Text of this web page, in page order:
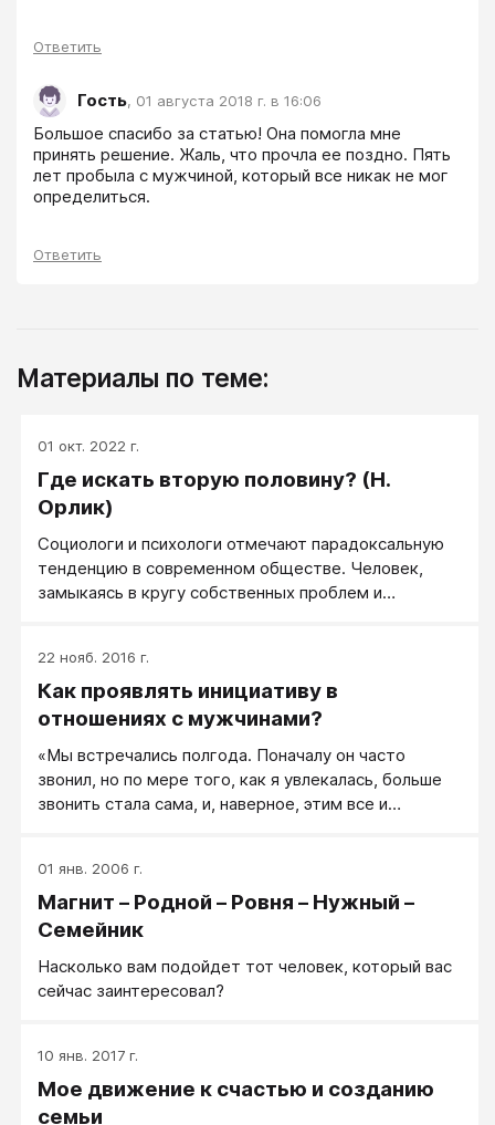
Ответить
Гость, 01 августа 2018 г. в 16:06
Большое спасибо за статью! Она помогла мне
принять решение. Жаль, что прочла ее поздно. Пять
лет пробыла с мужчиной, который все никак не мог
определиться.
Ответить
Материалы по теме:
01 окт. 2022 г.
Где искать вторую половину? (Н.
Орлик)
Социологи и психологи отмечают парадоксальную
тенденцию в современном обществе. Человек,
замыкаясь в кругу собственных проблем и
знакомство с человеком надежным и достойным.
Раньше все было значительно проще...
22 нояб. 2016 г.
Как проявлять инициативу в
отношениях с мужчинами?
«Мы встречались полгода. Поначалу он часто
звонил, но по мере того, как я увлекалась, больше
звонить стала сама, и, наверное, этим все и
01 янв. 2006 г.
Магнит – Родной – Ровня – Нужный –
Семейник
Насколько вам подойдет тот человек, который вас
сейчас заинтересовал?
10 янв. 2017 г.
Мое движение к счастью и созданию
семьи